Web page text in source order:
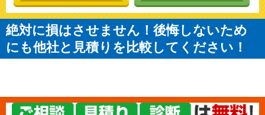
絶対に損はさせません！後悔しないため
にも他社と見積りを比較してください！